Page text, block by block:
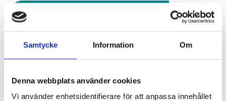
Samtycke Information Om
Denna webbplats använder cookies
Vi använder enhetsidentifierare för att anpassa innehållet
STÄLL EN FRÅGA OM PRODUKTEN